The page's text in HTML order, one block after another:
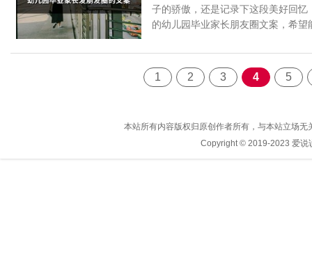
子的骄傲，还是记录下这段美好回
的幼儿园毕业家长朋友圈文案，希望
1 2 3 4 5
本站所有内容版权归原创作者所有，与本站立场
Copyright © 2019-2023 爱说